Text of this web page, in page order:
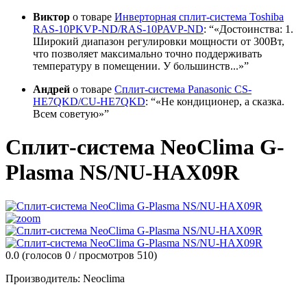
Виктор о товаре Инверторная сплит-система Toshiba
RAS-10PKVP-ND/RAS-10PAVP-ND:
«Достоинства: 1.
Широкий диапазон регулировки мощности от 300Вт,
что позволяет максимально точно поддерживать
температуру в помещении. У большинств...»
Андрей о товаре Сплит-система Panasonic CS-
HE7QKD/CU-HE7QKD:
«Не кондиционер, а сказка.
Всем советую»
Cплит-система NeoClima G-
Plasma NS/NU-HAX09R
0.0 (голосов 0 / просмотров 510)
Производитель: Neoclima